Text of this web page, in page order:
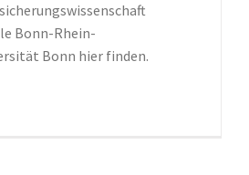
Bonn-Rhein-
Bonn hier finden.